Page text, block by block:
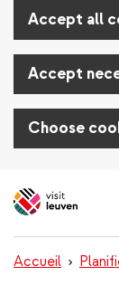
Accept all
Accept
Choose
au
Accueil